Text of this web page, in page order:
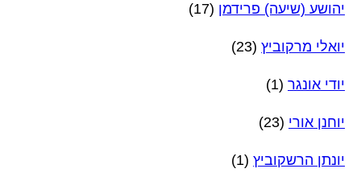
יהושע (שיעה) פרידמן (17)
יואלי מרקוביץ (23)
יודי אונגר (1)
יוחנן אורי (23)
יונתן הרשקוביץ (1)